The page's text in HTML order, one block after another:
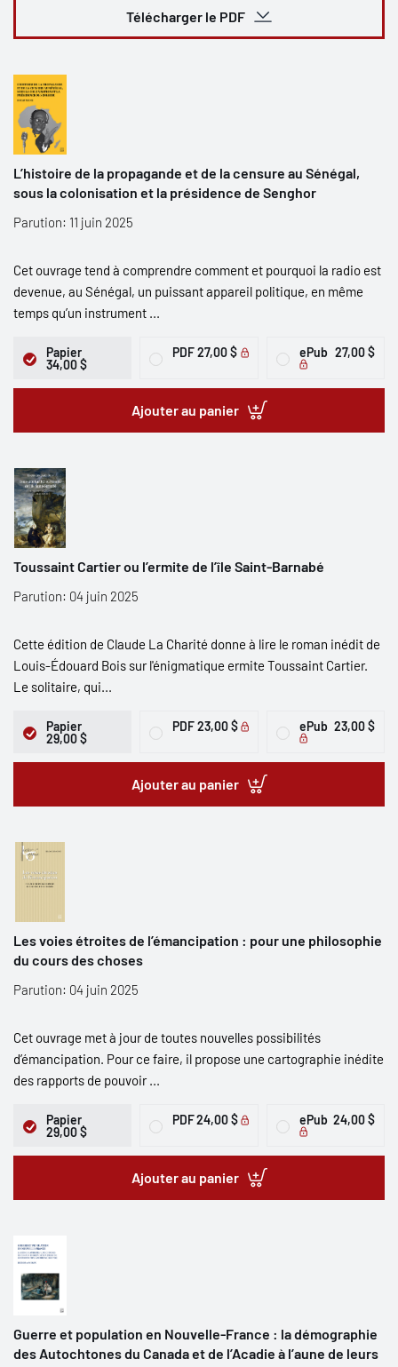
Télécharger le PDF
L’histoire de la propagande et de la censure au Sénégal,
sous la colonisation et la présidence de Senghor
Parution: 11 juin 2025
Cet ouvrage tend à comprendre comment et pourquoi la radio est
devenue, au Sénégal, un puissant appareil politique, en même
temps qu’un instrument ...
Papier
34,00 $
PDF 27,00 $ ePub 27,00 $
Ajouter au panier
Toussaint Cartier ou l’ermite de l’île Saint-Barnabé
Parution: 04 juin 2025
Cette édition de Claude La Charité donne à lire le roman inédit de
Louis-Édouard Bois sur l'énigmatique ermite Toussaint Cartier.
Le solitaire, qui...
Papier
29,00 $
PDF23,00 $ ePub 23,00 $
Ajouter au panier
Les voies étroites de l’émancipation : pour une philosophie
du cours des choses
Parution: 04 juin 2025
Cet ouvrage met à jour de toutes nouvelles possibilités
d’émancipation. Pour ce faire, il propose une cartographie inédite
des rapports de pouvoir ...
Papier
29,00 $
PDF24,00 $ ePub 24,00 $
Ajouter au panier
Guerre et population en Nouvelle-France : la démographie
des Autochtones du Canada et de l’Acadie à l’aune de leurs